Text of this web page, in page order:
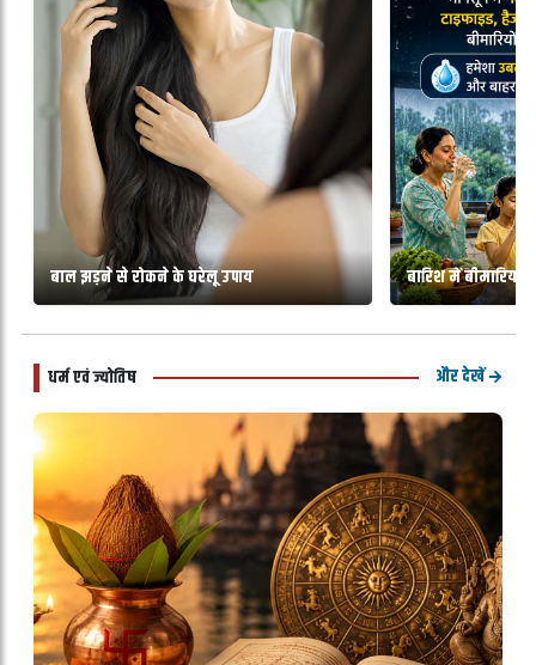
बाल झड़ने से रोकने के घरेलू उपाय बारिश में
धर्म एवं ज्योतिष और देखें